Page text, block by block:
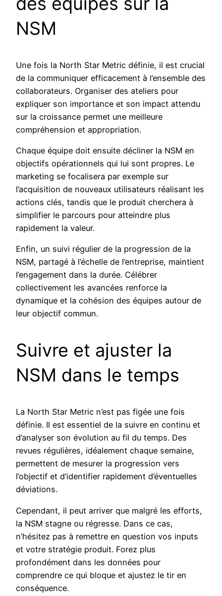
NSM
Une fois la North Star Metric définie, il est crucial
de la communiquer efficacement à l’ensemble des
collaborateurs. Organiser des ateliers pour
expliquer son importance et son impact attendu
sur la croissance permet une meilleure
compréhension et appropriation.
Chaque équipe doit ensuite décliner la NSM en
objectifs opérationnels qui lui sont propres. Le
marketing se focalisera par exemple sur
l’acquisition de nouveaux utilisateurs réalisant les
actions clés, tandis que le produit cherchera à
simplifier le parcours pour atteindre plus
rapidement la valeur.
Enfin, un suivi régulier de la progression de la
NSM, partagé à l’échelle de l’entreprise, maintient
l’engagement dans la durée. Célébrer
collectivement les avancées renforce la
dynamique et la cohésion des équipes autour de
leur objectif commun.
Suivre et ajuster la
NSM dans le temps
La North Star Metric n’est pas figée une fois
définie. Il est essentiel de la suivre en continu et
d’analyser son évolution au fil du temps. Des
revues régulières, idéalement chaque semaine,
permettent de mesurer la progression vers
l’objectif et d’identifier rapidement d’éventuelles
déviations.
Cependant, il peut arriver que malgré les efforts,
la NSM stagne ou régresse. Dans ce cas,
n’hésitez pas à remettre en question vos inputs
et votre stratégie produit. Forez plus
profondément dans les données pour
comprendre ce qui bloque et ajustez le tir en
conséquence.